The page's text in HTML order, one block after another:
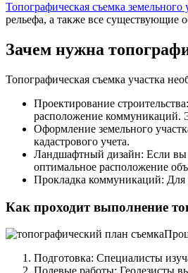
Топографическая съемка земельного
рельефа, а также все существующие
Зачем нужна
Топографическая съемка участка
Проектирование
расположение коммуникаций.
Оформление земельного
кадастрового учета.
Ландшафтный дизайн: Если вы
оптимальное расположение
Прокладка коммуникаций: Для
Как проходит выполнение
Подготовка: Специалисты